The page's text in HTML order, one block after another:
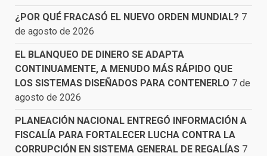
¿POR QUÉ FRACASÓ EL NUEVO ORDEN MUNDIAL? 7
de agosto de 2026
EL BLANQUEO DE DINERO SE ADAPTA
CONTINUAMENTE, A MENUDO MÁS RÁPIDO QUE
LOS SISTEMAS DISEÑADOS PARA CONTENERLO 7 de
agosto de 2026
PLANEACIÓN NACIONAL ENTREGÓ INFORMACIÓN A
FISCALÍA PARA FORTALECER LUCHA CONTRA LA
CORRUPCIÓN EN SISTEMA GENERAL DE REGALÍAS 7